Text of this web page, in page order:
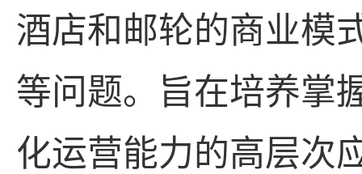
酒店和邮轮的商业模
等问题。旨在培养掌
化运营能力的高层次